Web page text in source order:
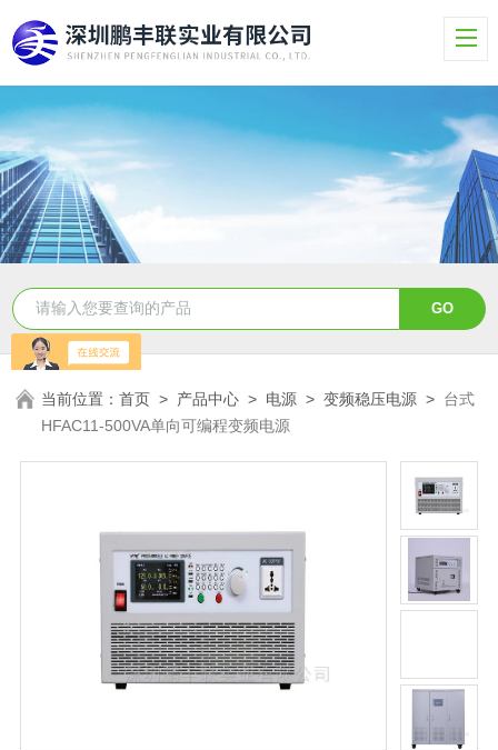
当前位置：首页 > 产品中心 > 电源 >变频稳压电源 > 台式
HFAC11-500VA单向可编程变频电源